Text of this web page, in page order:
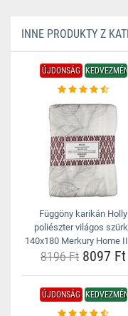
INNE PRODUKTY Z
ÚJDONSÁG
Függöny karikán Holly
poliészter világos
140x180 Merkury Home
8196 Ft 8097 Ft
ÚJDONSÁG